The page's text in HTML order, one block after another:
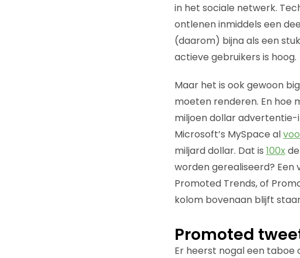
in het sociale netwerk.
ontlenen inmiddels een
(daarom) bijna als een
actieve gebruikers is hoog.
Maar het is ook gewoon
moeten renderen. En hoe
miljoen dollar advertentie-
Microsoft’s MySpace al
miljard dollar. Dat is 100xde
worden gerealiseerd?
Promoted Trends, of
kolom bovenaan blijft
Promoted
Er heerst nogal een taboe